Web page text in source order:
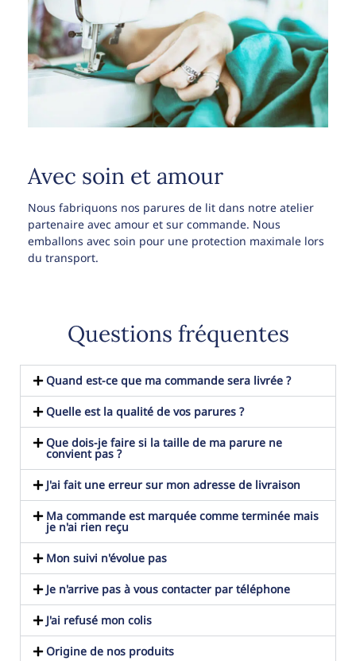
Avec soin et amour
Nous fabriquons nos parures de lit dans notre atelier
partenaire avec amour et sur commande. Nous
emballons avec soin pour une protection maximale lors
du transport.
Questions fréquentes
Quand est-ce que ma commande sera livrée ?
Quelle est la qualité de vos parures ?
Que dois-je faire si la taille de ma parure ne
convient pas ?
J'ai fait une erreur sur mon adresse de livraison
Ma commande est marquée comme terminée mais
je n'ai rien reçu
Mon suivi n'évolue pas
Je n'arrive pas à vous contacter par téléphone
J'ai refusé mon colis
Origine de nos produits